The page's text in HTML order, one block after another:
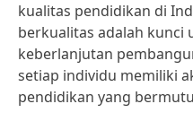
kualitas pendidikan di
berkualitas adalah kunci
keberlanjutan
setiap individu memiliki
pendidikan yang